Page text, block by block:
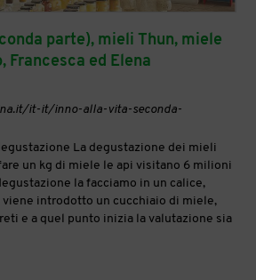
parte), mieli Thun, miele
Francesca ed Elena
it-it/inno-alla-vita-seconda-
La degustazione dei mieli
un kg di miele le api visitano 6 milioni
la facciamo in un calice,
viene introdotto un cucchiaio di miele,
e a quel punto inizia la valutazione sia